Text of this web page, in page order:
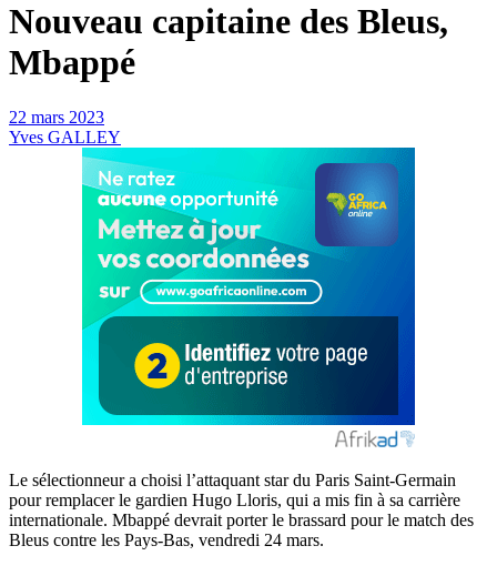
Nouveau capitaine des Bleus,
Mbappé
22 mars 2023
Yves GALLEY
Le sélectionneur a choisi l’attaquant star du Paris Saint-Germain
pour remplacer le gardien Hugo Lloris, qui a mis fin à sa carrière
internationale. Mbappé devrait porter le brassard pour le match des
Bleus contre les Pays-Bas, vendredi 24 mars.